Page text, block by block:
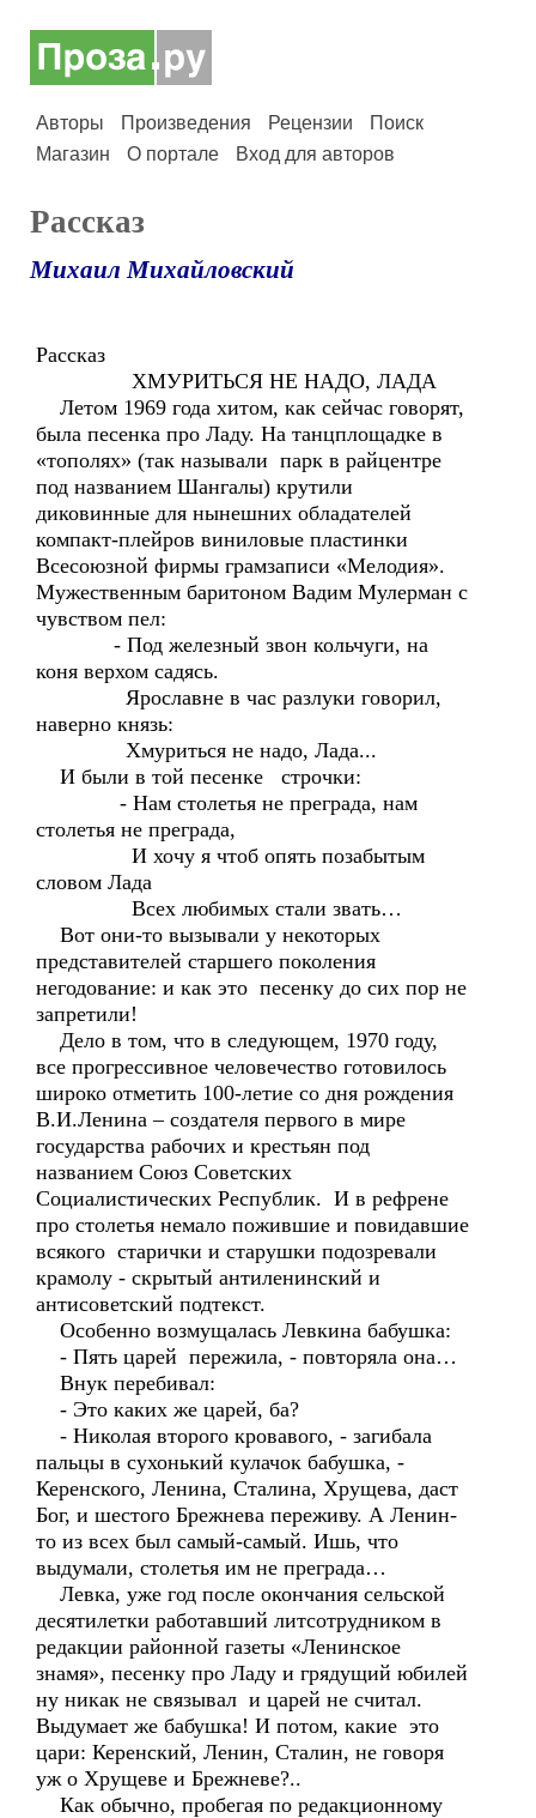
Авторы Произведения Рецензии
Поиск
Магазин
О портале Вход для авторов
Рассказ
Михаил Михайловский
Рассказ
ХМУРИТЬСЯ НЕ НАДО, ЛАДА
Летом 1969 года хитом, как сейчас говорят,
была песенка про Ладу. На танцплощадке в
«тополях» (так называли парк в райцентре
под названием Шангалы) крутили
диковинные для нынешних обладателей
компакт-плейров виниловые пластинки
Всесоюзной фирмы грамзаписи «Мелодия».
Мужественным баритоном Вадим Мулерман с
чувством пел:
- Под железный звон кольчуги, на
коня верхом садясь.
Ярославне в час разлуки говорил,
наверно князь:
Хмуриться не надо, Лада...
И были в той песенке строчки:
- Нам столетья не преграда, нам
столетья не преграда,
И хочу я чтоб опять позабытым
словом Лада
Всех любимых стали звать…
Вот они-то вызывали у некоторых
представителей старшего поколения
негодование: и как это песенку до сих пор не
запретили!
Дело в том, что в следующем, 1970 году,
все прогрессивное человечество готовилось
широко отметить 100-летие со дня рождения
В.И.Ленина – создателя первого в мире
государства рабочих и крестьян под
названием Союз Советских
Социалистических Республик. И в рефрене
про столетья немало пожившие и повидавшие
всякого старички и старушки подозревали
крамолу - скрытый антиленинский и
антисоветский подтекст.
Особенно возмущалась Левкина бабушка:
- Пять царей пережила, - повторяла она…
Внук перебивал:
- Это каких же царей, ба?
- Николая второго кровавого, - загибала
пальцы в сухонький кулачок бабушка, -
Керенского, Ленина, Сталина, Хрущева, даст
Бог, и шестого Брежнева переживу. А Ленин-
то из всех был самый-самый. Ишь, что
выдумали, столетья им не преграда…
Левка, уже год после окончания сельской
десятилетки работавший литсотрудником в
редакции районной газеты «Ленинское
знамя», песенку про Ладу и грядущий юбилей
ну никак не связывал и царей не считал.
Выдумает же бабушка! И потом, какие это
цари: Керенский, Ленин, Сталин, не говоря
уж о Хрущеве и Брежневе?..
Как обычно, пробегая по редакционному